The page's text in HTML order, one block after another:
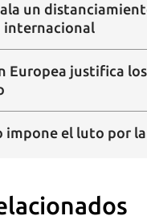
INICIAR SESIÓN
un
internacional
Europea justifica
impone el luto por